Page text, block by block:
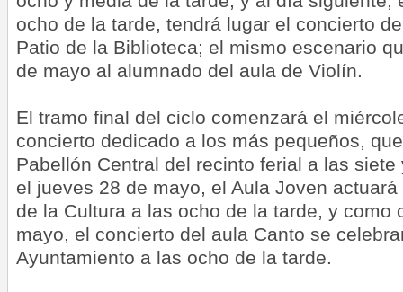
ocho de la tarde, tendrá lugar el concierto
Patio de la Biblioteca; el mismo escenario
de mayo al alumnado del aula de Violín.
El tramo final del ciclo comenzará el
concierto dedicado a los más pequeños,
Pabellón Central del recinto ferial a las
el jueves 28 de mayo, el Aula Joven
de la Cultura a las ocho de la tarde, y como
mayo, el concierto del aula Canto se
Ayuntamiento a las ocho de la tarde.